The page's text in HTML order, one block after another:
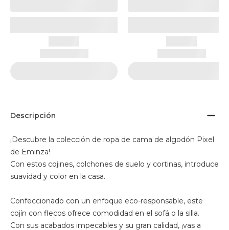
Descripción
¡Descubre la colección de ropa de cama de algodón Pixel
de Eminza!
Con estos cojines, colchones de suelo y cortinas, introduce
suavidad y color en la casa.
Confeccionado con un enfoque eco-responsable, este
cojín con flecos ofrece comodidad en el sofá o la silla.
Con sus acabados impecables y su gran calidad, ¡vas a